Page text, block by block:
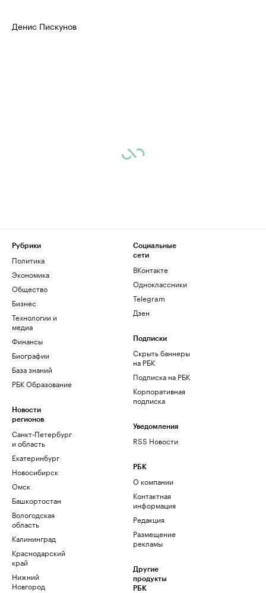
Денис Пискунов
Рубрики
Политика
Экономика
Общество
Бизнес
Технологии и
медиа
Финансы
Биографии
База знаний
РБК Образование
Новости
регионов
Санкт-Петербург
и область
Екатеринбург
Новосибирск
Омск
Башкортостан
Вологодская
область
Калининград
Краснодарский
край
Нижний
Новгород
Социальные
сети
ВКонтакте
Одноклассники
Telegram
Дзен
Подписки
Скрыть баннеры
на РБК
Подписка на РБК
Корпоративная
подписка
Уведомления
RSS Новости
РБК
О компании
Контактная
информация
Редакция
Размещение
рекламы
Другие
продукты
РБК